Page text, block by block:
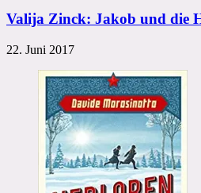
Valija Zinck: Jakob und die
22. Juni 2017